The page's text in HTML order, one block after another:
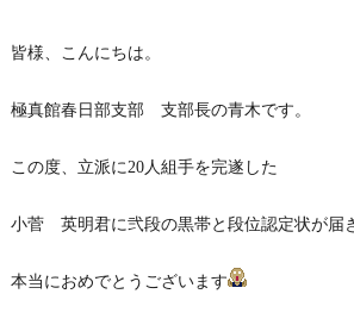
皆様、こんにちは。
極真館春日部支部 支部長の青木です。
この度、立派に20人組手を完遂した
小菅 英明君に弐段の黒帯と段位認定状が届
本当におめでとうございます